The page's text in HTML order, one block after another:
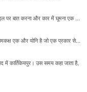
पर बात करना और कार में घूमना एक ...
एक और योनि है जो एक प्रकार से...
में कार्तिकेयपुर। उस समय कहा जाता है,